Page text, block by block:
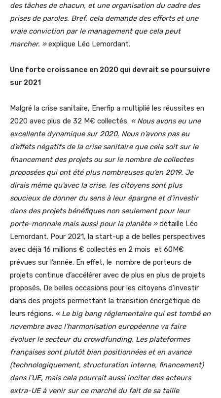
des tâches de chacun, et une organisation du cadre des
prises de paroles. Bref, cela demande des efforts et une
vraie conviction par le management que cela peut
marcher. »explique Léo Lemordant.
Une forte croissance en 2020 qui devrait se poursuivre
sur 2021
Malgré la crise sanitaire, Enerfip a multiplié les réussites en
2020 avec plus de 32 M€ collectés. « Nous avons eu une
excellente dynamique sur 2020. Nous n’avons pas eu
d’effets négatifs de la crise sanitaire que cela soit sur le
financement des projets ou sur le nombre de collectes
proposées qui ont été plus nombreuses qu’en 2019. Je
dirais même qu’avec la crise, les citoyens sont plus
soucieux de donner du sens à leur épargne et d’investir
dans des projets bénéfiques non seulement pour leur
porte-monnaie mais aussi pour la planète »détaille Léo
Lemordant. Pour 2021, la start-up a de belles perspectives
avec déjà 16 millions € collectés en 2 mois et 60M€
prévues sur l’année. En effet, le nombre de porteurs de
projets continue d’accélérer avec de plus en plus de projets
proposés. De belles occasions pour les citoyens d’investir
dans des projets permettant la transition énergétique de
leurs régions. « Le big bang réglementaire qui est tombé en
novembre avec l’harmonisation européenne va faire
évoluer le secteur du crowdfunding. Les plateformes
françaises sont plutôt bien positionnées et en avance
(technologiquement, structuration interne, financement)
dans l’UE, mais cela pourrait aussi inciter des acteurs
extra-UE à venir sur ce marché du fait de sa taille